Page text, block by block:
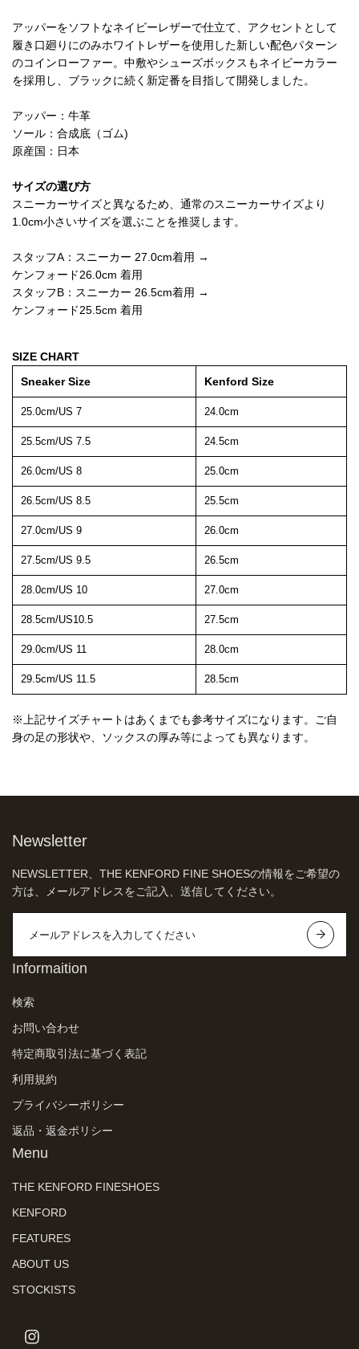
アッパーをソフトなネイビーレザーで仕立て、アクセントとして
履き口廻りにのみホワイトレザーを使用した新しい配色パターン
のコインローファー。中敷やシューズボックスもネイビーカラー
を採用し、ブラックに続く新定番を目指して開発しました。
アッパー：牛革
ソール：合成底（ゴム)
原産国：日本
サイズの選び方
スニーカーサイズと異なるため、通常のスニーカーサイズより
1.0cm小さいサイズを選ぶことを推奨します。
スタッフA：スニーカー 27.0cm着用 →
ケンフォード26.0cm 着用
スタッフB：スニーカー 26.5cm着用 →
ケンフォード25.5cm 着用
SIZE CHART
Sneaker Size
Kenford Size
25.0cm/US 7 24.0cm
25.5cm/US 7.5 24.5cm
26.0cm/US 8 25.0cm
26.5cm/US 8.5 25.5cm
27.0cm/US 9 26.0cm
27.5cm/US 9.5 26.5cm
28.0cm/US 10 27.0cm
28.5cm/US10.5 27.5cm
29.0cm/US 11 28.0cm
29.5cm/US 11.5 28.5cm
※上記サイズチャートはあくまでも参考サイズになります。ご自
身の足の形状や、ソックスの厚み等によっても異なります。
Newsletter
NEWSLETTER、THE KENFORD FINE SHOESの情報をご希望の
方は、メールアドレスをご記入、送信してください。
Informaition
検索
お問い合わせ
特定商取引法に基づく表記
利用規約
プライバシーポリシー
返品・返金ポリシー
Menu
THE KENFORD FINESHOES
KENFORD
FEATURES
ABOUT US
STOCKISTS